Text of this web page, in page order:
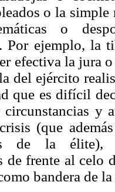
o la simple
o
Por ejemplo, la
efectiva la jura
del ejército
que es difícil
circunstancias y
(que
de la élite),
de frente al celo
bandera de